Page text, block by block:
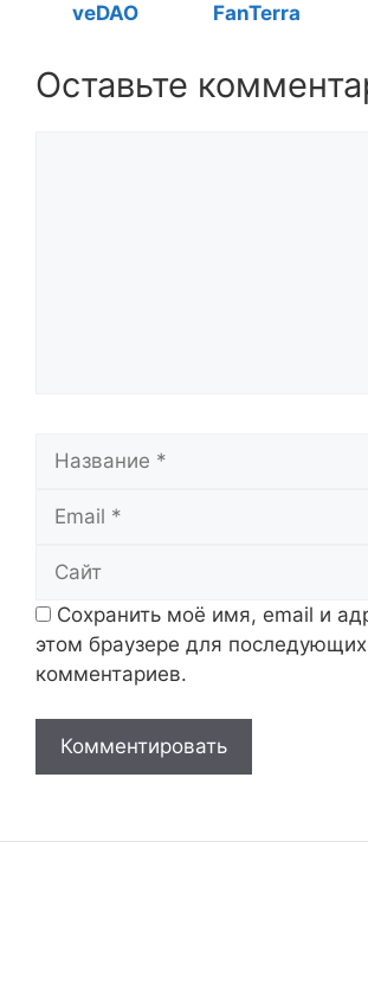
veDAO FanTerra
Оставьте
Сохранить моё имя, email и
этом браузере для
комментариев.